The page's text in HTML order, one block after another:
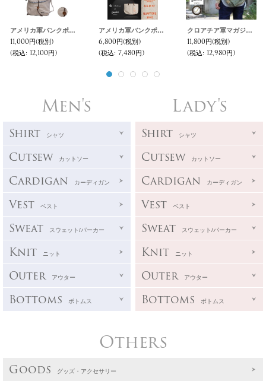
アメリカ軍バンクポーチハンドメイドリメイクSmallショルダーバッグ 【送料無料】 / Audience × garden
11,000円(税別)
(税込: 12,100円)
アメリカ軍バンクポーチハンドメイドリメイクワイドトートバッグ / Audience × garden
6,800円(税別)
(税込: 7,480円)
クロアチア軍マガジンポーチリメイクショルダーバック【MADE IN JAPAN】 【送料無料】 / Audience × garden TOKYO
11,800円(税別)
(税込: 12,980円)
Men's
Shirt シャツ
Cutsew カットソー
Cardigan カーディガン
Vest ベスト
Sweat スウェット/パーカー
Knit ニット
Outer アウター
Bottoms ボトムス
Lady's
Shirt シャツ
Cutsew カットソー
Cardigan カーディガン
Vest ベスト
Sweat スウェット/パーカー
Knit ニット
Outer アウター
Bottoms ボトムス
Others
Goods グッズ・アクセサリー